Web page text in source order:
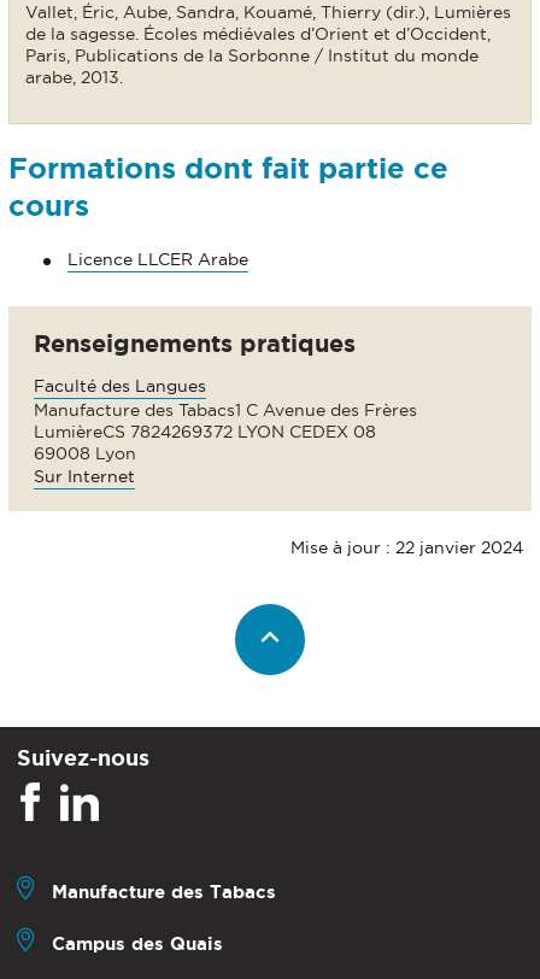
Vallet, Éric, Aube, Sandra, Kouamé, Thierry (dir.), Lumières
de la sagesse. Écoles médiévales d’Orient et d’Occident,
Paris, Publications de la Sorbonne / Institut du monde
arabe, 2013.
Formations dont fait partie ce
cours
Licence LLCER Arabe
Renseignements pratiques
Faculté des Langues
Manufacture des Tabacs1 C Avenue des Frères
LumièreCS 7824269372 LYON CEDEX 08
69008 Lyon
Sur Internet
Mise à jour : 22 janvier 2024
Suivez-nous
Manufacture des Tabacs
Campus des Quais